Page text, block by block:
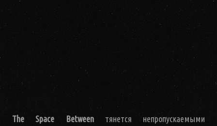
The Space Betweenтянется непропускаемыми